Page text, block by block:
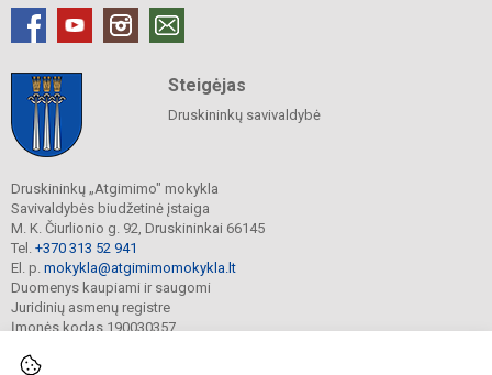
Steigėjas
Druskininkų savivaldybė
Druskininkų „Atgimimo" mokykla
Savivaldybės biudžetinė įstaiga
M. K. Čiurlionio g. 92, Druskininkai 66145
Tel. +370 313 52 941
El. p. mokykla@atgimimomokykla.lt
Duomenys kaupiami ir saugomi
Juridinių asmenų registre
Įmonės kodas 190030357